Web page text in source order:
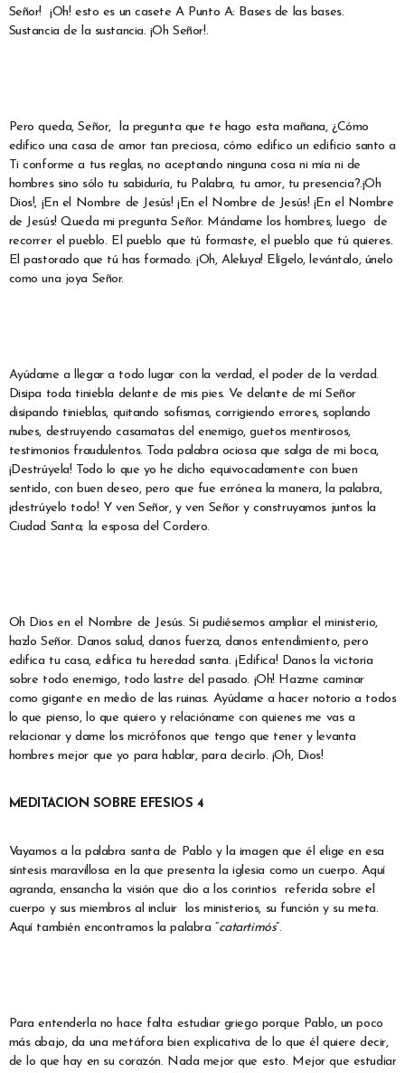
Señor! ¡Oh! esto es un casete A Punto A: Bases de las bases.
Sustancia de la sustancia. ¡Oh Señor!.
Pero queda, Señor, la pregunta que te hago esta mañana, ¿Cómo
edifico una casa de amor tan preciosa, cómo edifico un edificio santo a
Ti conforme a tus reglas, no aceptando ninguna cosa ni mía ni de
hombres sino sólo tu sabiduría, tu Palabra, tu amor, tu presencia?.¡Oh
Dios!, ¡En el Nombre de Jesús! ¡En el Nombre de Jesús! ¡En el Nombre
de Jesús! Queda mi pregunta Señor. Mándame los hombres, luego de
recorrer el pueblo. El pueblo que tú formaste, el pueblo que tú quieres.
El pastorado que tú has formado. ¡Oh, Aleluya! Elígelo, levántalo, únelo
como una joya Señor.
Ayúdame a llegar a todo lugar con la verdad, el poder de la verdad.
Disipa toda tiniebla delante de mis pies. Ve delante de mí Señor
disipando tinieblas, quitando sofismas, corrigiendo errores, soplando
nubes, destruyendo casamatas del enemigo, guetos mentirosos,
testimonios fraudulentos. Toda palabra ociosa que salga de mi boca,
¡Destrúyela! Todo lo que yo he dicho equivocadamente con buen
sentido, con buen deseo, pero que fue errónea la manera, la palabra,
¡destrúyelo todo! Y ven Señor, y ven Señor y construyamos juntos la
Ciudad Santa; la esposa del Cordero.
Oh Dios en el Nombre de Jesús. Si pudiésemos ampliar el ministerio,
hazlo Señor. Danos salud, danos fuerza, danos entendimiento, pero
edifica tu casa, edifica tu heredad santa. ¡Edifica! Danos la victoria
sobre todo enemigo, todo lastre del pasado. ¡Oh! Hazme caminar
como gigante en medio de las ruinas. Ayúdame a hacer notorio a todos
lo que pienso, lo que quiero y relacióname con quienes me vas a
relacionar y dame los micrófonos que tengo que tener y levanta
hombres mejor que yo para hablar, para decirlo. ¡Oh, Dios!
MEDITACION SOBRE EFESIOS 4
Vayamos a la palabra santa de Pablo y la imagen que él elige en esa
síntesis maravillosa en la que presenta la iglesia como un cuerpo. Aquí
agranda, ensancha la visión que dio a los corintios referida sobre el
cuerpo y sus miembros al incluir los ministerios, su función y su meta.
Aquí también encontramos la palabra “catartimós”.
Para entenderla no hace falta estudiar griego porque Pablo, un poco
más abajo, da una metáfora bien explicativa de lo que él quiere decir,
de lo que hay en su corazón. Nada mejor que esto. Mejor que estudiar